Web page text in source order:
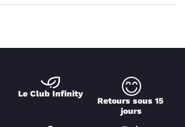
Le Club Infinity
Retours sous 15
jours